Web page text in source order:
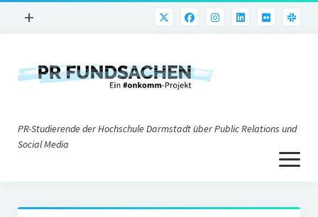
Menü
+
PR@h_da
Nonprofit-PR
PR-Studierende der Hochschule Darmstadt über Public Relations und
Social Media
Menü
öffnen
Über uns